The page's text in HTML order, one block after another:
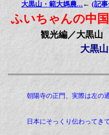
大黒山・範大媽農... ← (記
ふいちゃんの中
観光編／大黒山
大黒
朝陽寺の正門、実際は左の
日本にそっくり伝わってき